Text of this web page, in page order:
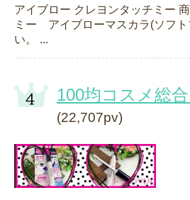
アイブロー クレヨンタッチミー
ミー アイブローマスカラ(ソフト
い。 ...
100均コスメ総
(22,707pv)